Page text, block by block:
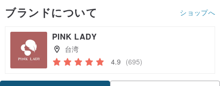
ブランドについて ショップへ
PINK LADY
台湾
4.9 (695)